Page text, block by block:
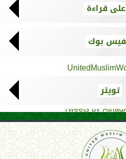
قراءة
بوك
تويتر
Tweets by